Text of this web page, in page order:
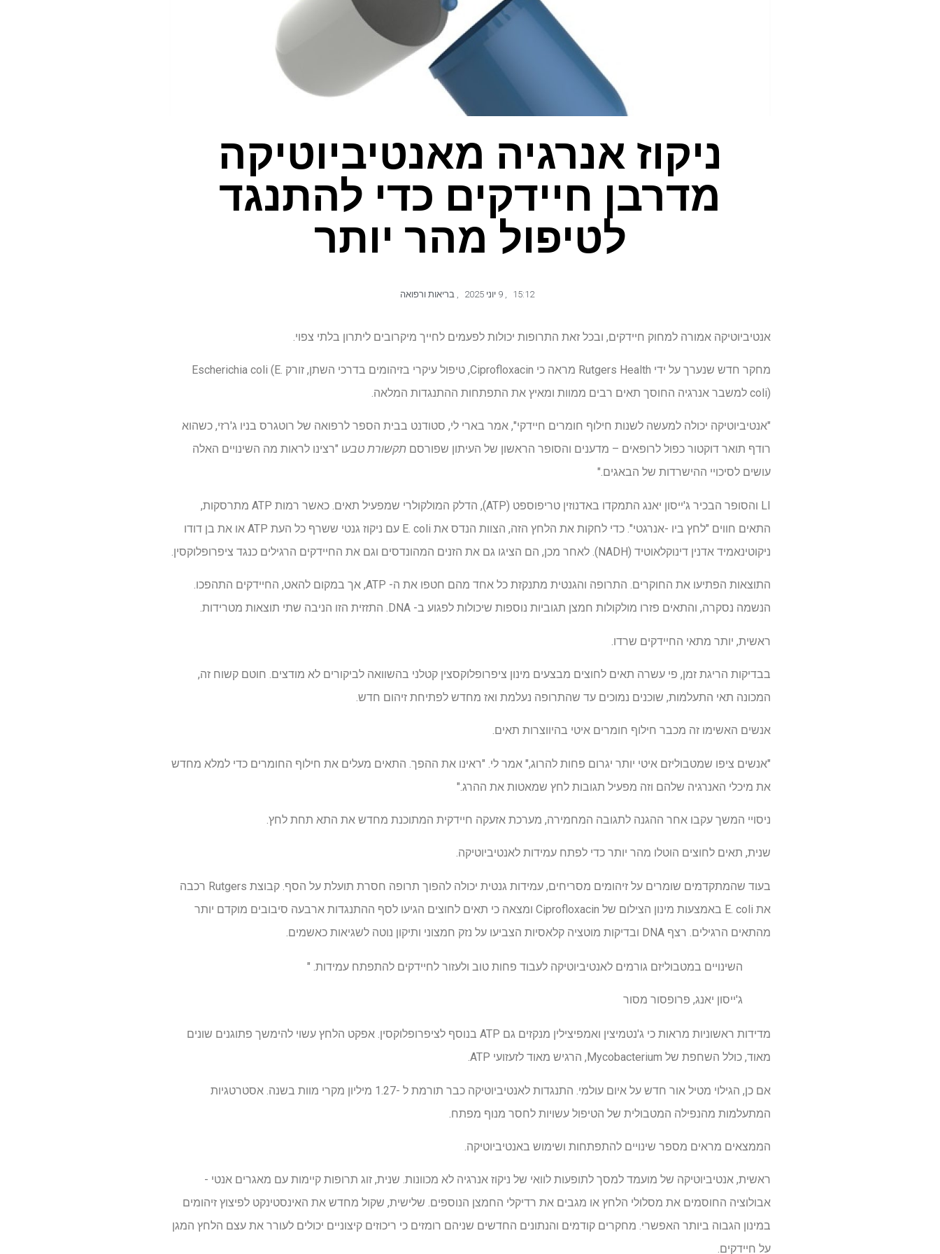
ניקוז אנרגיה מאנטיביוטיקה
מדרבן חיידקים כדי להתנגד
לטיפול מהר יותר
15:12
,
, בריאות ורפואה
אנטיביוטיקה אמורה למחוק חיידקים, ובכל זאת התרופות יכולות לפעמים לחייך מיקרובים ליתרון בלתי צפוי.
מחקר חדש שנערך על ידי Rutgers Health מראה כי Ciprofloxacin, טיפול עיקרי בזיהומים בדרכי השתן, זורק Escherichia coli (E.
coli) למשבר אנרגיה החוסך תאים רבים ממוות ומאיץ את התפתחות ההתנגדות המלאה.
"אנטיביוטיקה יכולה למעשה לשנות חילוף חומרים חיידקי", אמר בארי לי, סטודנט בבית הספר לרפואה של רוטגרס בניו ג'רזי, כשהוא
רודף תואר דוקטור כפול לרופאים – מדענים והסופר הראשון של העיתון שפורסם תקשורת טבעו "רצינו לראות מה השינויים האלה
עושים לסיכויי ההישרדות של הבאגים."
LI והסופר הבכיר ג'ייסון יאנג התמקדו באדנוזין טריפוספט (ATP), הדלק המולקולרי שמפעיל תאים. כאשר רמות ATP מתרסקות,
התאים חווים "לחץ ביו -אנרגטי". כדי לחקות את הלחץ הזה, הצוות הנדס את E. coli עם ניקוז גנטי ששרף כל העת ATP או את בן דודו
ניקוטינאמיד אדנין דינוקלאוטיד (NADH). לאחר מכן, הם הציגו גם את הזנים המהונדסים וגם את החיידקים הרגילים כנגד ציפרופלוקסין.
התוצאות הפתיעו את החוקרים. התרופה והגנטית מתנקזת כל אחד מהם חטפו את ה- ATP, אך במקום להאט, החיידקים התהפכו.
הנשמה נסקרה, והתאים פזרו מולקולות חמצן תגוביות נוספות שיכולות לפגוע ב- DNA. התזזית הזו הניבה שתי תוצאות מטרידות.
ראשית, יותר מתאי החיידקים שרדו.
בבדיקות הריגת זמן, פי עשרה תאים לחוצים מבצעים מינון ציפרופלוקסצין קטלני בהשוואה לביקורים לא מודצים. חוטם קשוח זה,
המכונה תאי התעלמות, שוכנים נמוכים עד שהתרופה נעלמת ואז מחדש לפתיחת זיהום חדש.
אנשים האשימו זה מכבר חילוף חומרים איטי בהיווצרות תאים.
"אנשים ציפו שמטבוליזם איטי יותר יגרום פחות להרוג," אמר לי. "ראינו את ההפך. התאים מעלים את חילוף החומרים כדי למלא מחדש
את מיכלי האנרגיה שלהם וזה מפעיל תגובות לחץ שמאטות את ההרג."
ניסויי המשך עקבו אחר ההגנה לתגובה המחמירה, מערכת אזעקה חיידקית המתוכנת מחדש את התא תחת לחץ.
שנית, תאים לחוצים הוטלו מהר יותר כדי לפתח עמידות לאנטיביוטיקה.
בעוד שהמתקדמים שומרים על זיהומים מסריחים, עמידות גנטית יכולה להפוך תרופה חסרת תועלת על הסף. קבוצת Rutgers רכבה
את E. coli באמצעות מינון הצילום של Ciprofloxacin ומצאה כי תאים לחוצים הגיעו לסף ההתנגדות ארבעה סיבובים מוקדם יותר
מהתאים הרגילים. רצף DNA ובדיקות מוטציה קלאסיות הצביעו על נזק חמצוני ותיקון נוטה לשגיאות כאשמים.
השינויים במטבוליזם גורמים לאנטיביוטיקה לעבוד פחות טוב ולעזור לחיידקים להתפתח עמידות. "
ג'ייסון יאנג, פרופסור מסור
מדידות ראשוניות מראות כי ג'נטמיצין ואמפיצילין מנקזים גם ATP בנוסף לציפרופלוקסין. אפקט הלחץ עשוי להימשך פתוגנים שונים
מאוד, כולל השחפת של Mycobacterium, הרגיש מאוד לזעזועי ATP.
אם כן, הגילוי מטיל אור חדש על איום עולמי. התנגדות לאנטיביוטיקה כבר תורמת ל -1.27 מיליון מקרי מוות בשנה. אסטרטגיות
המתעלמות מהנפילה המטבולית של הטיפול עשויות לחסר מנוף מפתח.
הממצאים מראים מספר שינויים להתפתחות ושימוש באנטיביוטיקה.
ראשית, אנטיביוטיקה של מועמד למסך לתופעות לוואי של ניקוז אנרגיה לא מכוונות. שנית, זוג תרופות קיימות עם מאגרים אנטי -
אבולוציה החוסמים את מסלולי הלחץ או מגבים את רדיקלי החמצן הנוספים. שלישית, שקול מחדש את האינסטינקט לפיצוץ זיהומים
במינון הגבוה ביותר האפשרי. מחקרים קודמים והנתונים החדשים שניהם רומזים כי ריכוזים קיצוניים יכולים לעורר את עצם הלחץ המגן
על חיידקים.